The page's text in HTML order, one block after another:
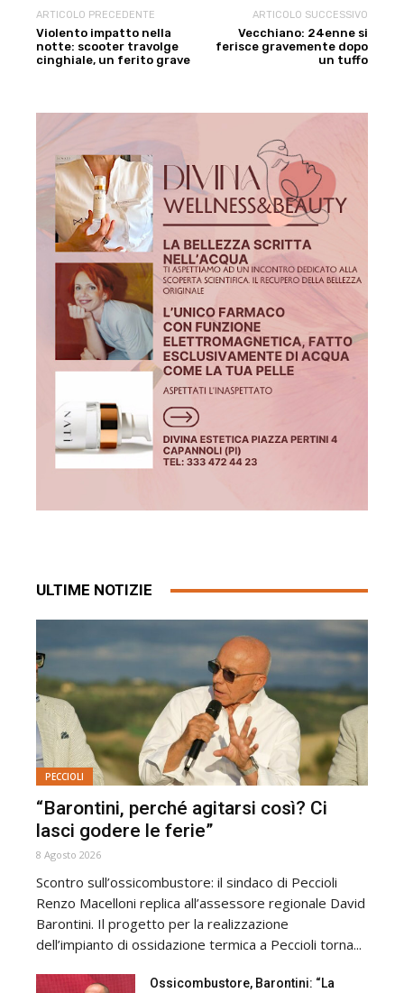
ARTICOLO PRECEDENTE
Violento impatto nella
notte: scooter travolge
cinghiale, un ferito grave
ARTICOLO SUCCESSIVO
Vecchiano: 24enne si
ferisce gravemente dopo
un tuffo
ULTIME NOTIZIE
PECCIOLI
“Barontini, perché agitarsi così? Ci
lasci godere le ferie”
8 Agosto 2026
Scontro sull’ossicombustore: il sindaco di Peccioli
Renzo Macelloni replica all’assessore regionale David
Barontini. Il progetto per la realizzazione
dell’impianto di ossidazione termica a Peccioli torna...
Ossicombustore, Barontini: “La